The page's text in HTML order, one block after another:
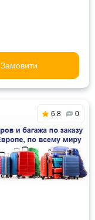
Замовити
6.8 0